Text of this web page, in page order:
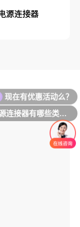
源连接器
电源连接器有哪些类型？？